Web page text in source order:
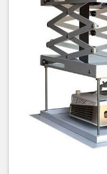
Động cơ tải
Cơ chế chống rung
Hệ thống khóa dây
Điều khiển